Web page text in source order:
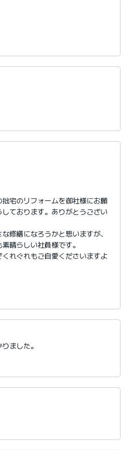
宅のリフォームを御社様にお願
ております。ありがとうござい
修繕になろうかと思いますが、
晴らしい社員様です。
れぐれもご自愛くださいますよ
ました。